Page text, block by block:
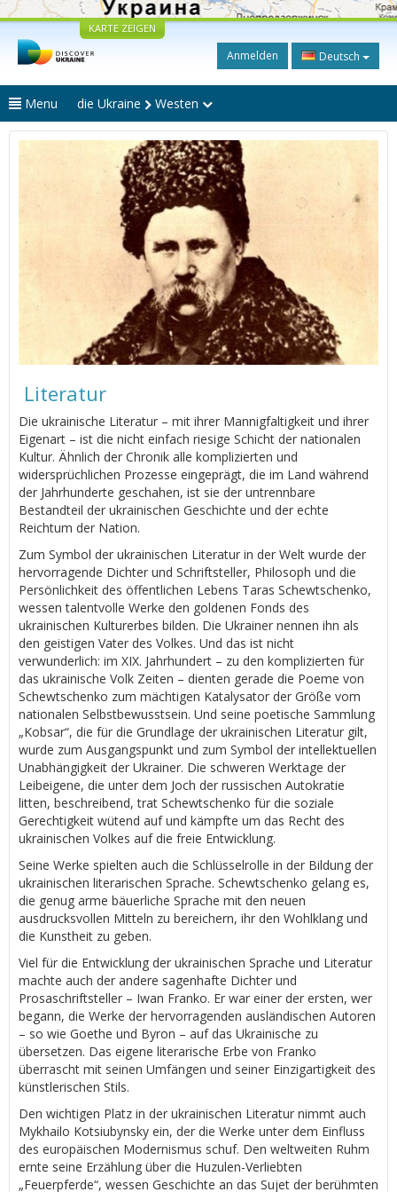
KARTE ZEIGEN
Anmelden Deutsch
Menu die Ukraine Westen
Literatur
Die ukrainische Literatur – mit ihrer Mannigfaltigkeit und ihrer
Eigenart – ist die nicht einfach riesige Schicht der nationalen
Kultur. Ähnlich der Chronik alle komplizierten und
widersprüchlichen Prozesse eingeprägt, die im Land während
der Jahrhunderte geschahen, ist sie der untrennbare
Bestandteil der ukrainischen Geschichte und der echte
Reichtum der Nation.
Zum Symbol der ukrainischen Literatur in der Welt wurde der
hervorragende Dichter und Schriftsteller, Philosoph und die
Persönlichkeit des öffentlichen Lebens Taras Schewtschenko,
wessen talentvolle Werke den goldenen Fonds des
ukrainischen Kulturerbes bilden. Die Ukrainer nennen ihn als
den geistigen Vater des Volkes. Und das ist nicht
verwunderlich: im XIX. Jahrhundert – zu den komplizierten für
das ukrainische Volk Zeiten – dienten gerade die Poeme von
Schewtschenko zum mächtigen Katalysator der Größe vom
nationalen Selbstbewusstsein. Und seine poetische Sammlung
„Kobsar“, die für die Grundlage der ukrainischen Literatur gilt,
wurde zum Ausgangspunkt und zum Symbol der intellektuellen
Unabhängigkeit der Ukrainer. Die schweren Werktage der
Leibeigene, die unter dem Joch der russischen Autokratie
litten, beschreibend, trat Schewtschenko für die soziale
Gerechtigkeit wütend auf und kämpfte um das Recht des
ukrainischen Volkes auf die freie Entwicklung.
Seine Werke spielten auch die Schlüsselrolle in der Bildung der
ukrainischen literarischen Sprache. Schewtschenko gelang es,
die genug arme bäuerliche Sprache mit den neuen
ausdrucksvollen Mitteln zu bereichern, ihr den Wohlklang und
die Kunstheit zu geben.
Viel für die Entwicklung der ukrainischen Sprache und Literatur
machte auch der andere sagenhafte Dichter und
Prosaschriftsteller – Iwan Franko. Er war einer der ersten, wer
begann, die Werke der hervorragenden ausländischen Autoren
– so wie Goethe und Byron – auf das Ukrainische zu
übersetzen. Das eigene literarische Erbe von Franko
überrascht mit seinen Umfängen und seiner Einzigartigkeit des
künstlerischen Stils.
Den wichtigen Platz in der ukrainischen Literatur nimmt auch
Mykhailo Kotsiubynsky ein, der die Werke unter dem Einfluss
des europäischen Modernismus schuf. Den weltweiten Ruhm
ernte seine Erzählung über die Huzulen-Verliebten
„Feuerpferde“, wessen Geschichte an das Sujet der berühmten